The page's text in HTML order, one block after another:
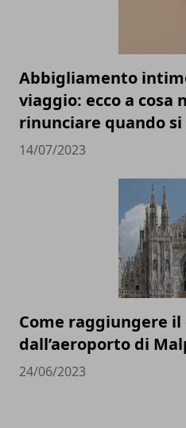
Abbigliamento
viaggio: ecco a cosa
rinunciare quando
14/07/2023
Come raggiungere
dall’aeroporto di
24/06/2023